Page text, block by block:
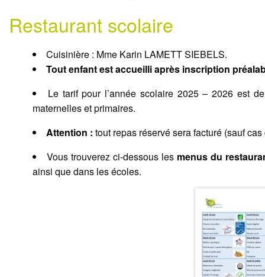
Restaurant scolaire
Cuisinière : Mme Karin LAMETT SIEBELS.
Tout enfant est accueilli après inscription
Le tarif pour l’année scolaire 2025 – 2026 est
maternelles et primaires.
Attention : tout repas réservé sera facturé (sauf
Vous trouverez ci-dessous les menus du
ainsi que dans les écoles.